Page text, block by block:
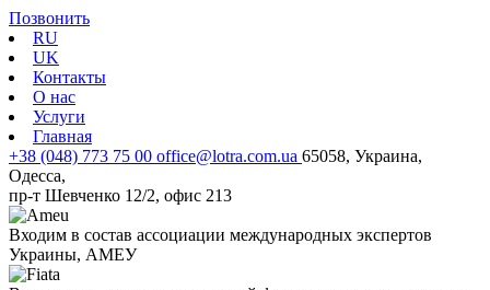
Позвонить
RU
UK
Контакты
О нас
Услуги
Главная
+38 (048) 773 75 00 office@lotra.com.ua 65058, Украина,
Одесса,
пр-т Шевченко 12/2, офис 213
Входим в состав ассоциации международных экспертов
Украины, АМЕУ